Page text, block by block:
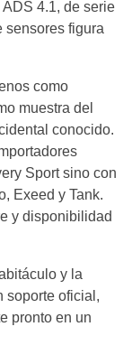
4.1, de serie
sensores figura
como
muestra del
conocido.
Sport sino con
Exeed y Tank.
y disponibilidad
y la
soporte oficial,
pronto en un